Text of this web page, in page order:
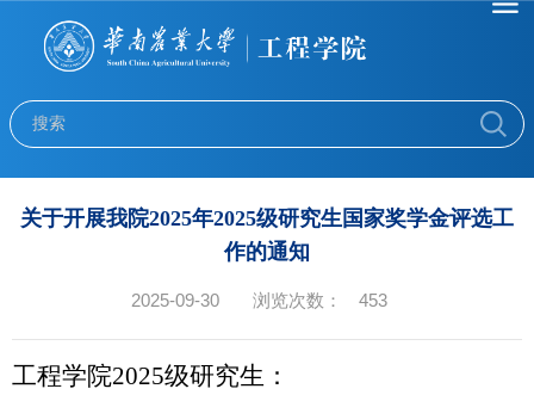
关于开展我院2025年2025级研究生国家奖学金评选工
作的通知
2025-09-30 浏览次数： 453
工程学院2025级研究生：